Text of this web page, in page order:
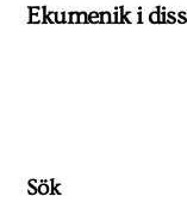
Ekumenik i
Sök